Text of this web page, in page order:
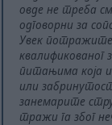
овде не треба
одговорни за
Увек потражите
квалификованог
питањима која
или
занемарите
тражи га због